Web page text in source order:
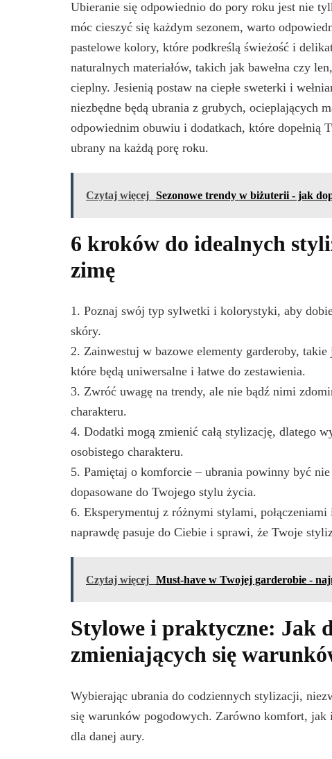
Ubieranie się odpowiednio do pory roku jest nie
móc cieszyć się każdym sezonem, warto
pastelowe kolory, które podkreślą świeżość i
naturalnych materiałów, takich jak bawełna czy
cieplny. Jesienią postaw na ciepłe sweterki i
niezbędne będą ubrania z grubych, ocieplających
odpowiednim obuwiu i dodatkach, które dopełnią
ubrany na każdą porę roku.
Czytaj więcej Sezonowe trendy w biżuterii - jak
6 kroków do idealnych
zimę
1. Poznaj swój typ sylwetki i kolorystyki, aby
skóry.
2. Zainwestuj w bazowe elementy garderoby, takie
które będą uniwersalne i łatwe do zestawienia.
3. Zwróć uwagę na trendy, ale nie bądź nimi
charakteru.
4. Dodatki mogą zmienić całą stylizację, dlatego
osobistego charakteru.
5. Pamiętaj o komforcie – ubrania powinny być
dopasowane do Twojego stylu życia.
6. Eksperymentuj z różnymi stylami,
naprawdę pasuje do Ciebie i sprawi, że Twoje
Czytaj więcej Must-have w Twojej garderobie -
Stylowe i praktyczne: Jak
zmieniających się
Wybierając ubrania do codziennych stylizacji,
się warunków pogodowych. Zarówno komfort, jak
dla danej aury.